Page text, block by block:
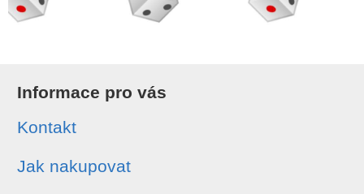
Informace pro vás
Kontakt
Jak nakupovat